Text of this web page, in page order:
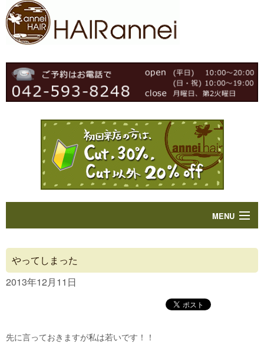
MENU
Concept
Blog
やってしまった
2013年12月11日
先に言っておきますが私は若いです！！